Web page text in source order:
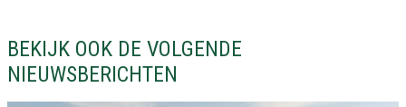
BEKIJK OOK DE VOLGENDE
NIEUWSBERICHTEN